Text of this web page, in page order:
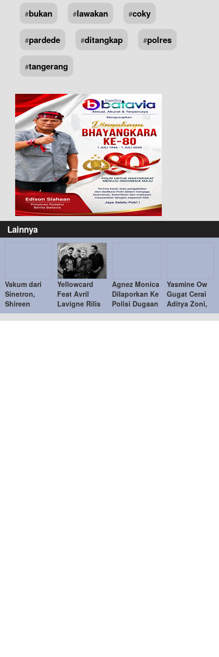
#bukan #lawakan #coky
#pardede #ditangkap #polres
#tangerang
Lainnya
Vakum dari
Sinetron,
Shireen
Sungkar
Fokus
Yellowcard
Feat Avril
Lavigne Rilis
Single Terbaru
“Better Days”
Agnez Monica
Dilaporkan Ke
Polisi Dugaan
Tidak Memiliki
Itikad Baik
Yasmine Ow
Gugat Cerai
Aditya Zoni,
Mengaku
Sering